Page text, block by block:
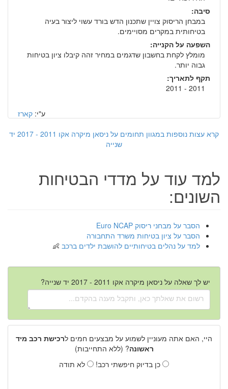
סיבה:
במבחן הריסוק צויין שתכנון הדש בורד עשוי ליצור בעיה
בטיחותית במקרים מסויימים.
השפעה על הקנייה:
מומלץ לקחת בחשבון שדגמים במחיר זהה קיבלו ציון בטיחות
גבוה יותר.
תקף לתאריך:
2011 - 2011
ע"י: קארז
קרא עצות נוספות במגוון תחומים על ניסאן מיקרה אקו 2011 - 2017 יד
שנייה
למד עוד על מדדי הבטיחות
השונים:
הסבר על מבחני ריסוק Euro NCAP
הסבר על ציון בטיחות משרד התחבורה
למד על נהלים בטיחותיים להושבת ילדים ברכב
יש לך שאלה על ניסאן מיקרה אקו 2011 - 2017 יד שנייה?
היי, האם אתה מעוניין לשמוע על מבצעים חמים לרכישת רכב מיד
ראשונה? (ללא התחייבות)
כן בדיוק חיפשתי רכב!
לא תודה